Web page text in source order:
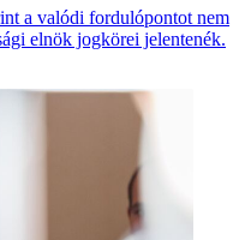
a valódi fordulópontot nem
elnök jogkörei jelentenék.